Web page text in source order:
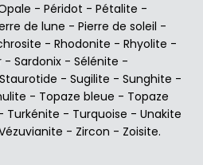
- Péridot - Pétalite -
de lune - Pierre de soleil -
- Rhodonite - Rhyolite -
- Sardonix - Sélénite -
Staurotide - Sugilite - Sunghite -
- Topaze bleue - Topaze
Turkénite - Turquoise - Unakite
- Zircon - Zoisite.